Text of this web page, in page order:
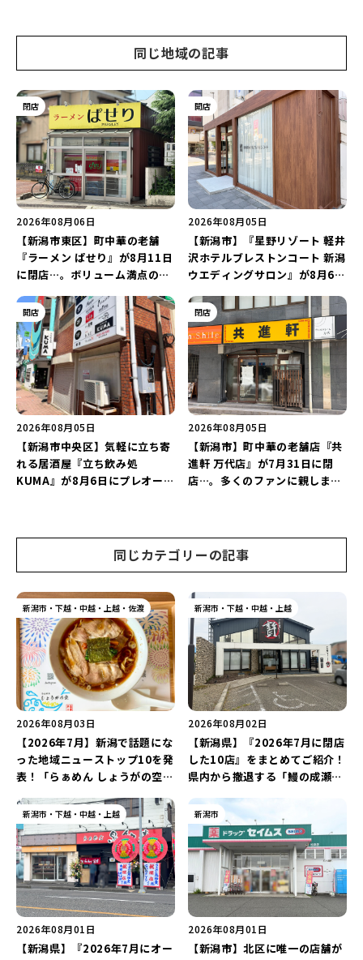
同じ地域の記事
閉店
2026年08月06日
【新潟市東区】町中華の老舗
『ラーメン ぱせり』が8月11日
に閉店…。ボリューム満点の名
開店
2026年08月05日
【新潟市】『星野リゾート 軽井
沢ホテルブレストンコート 新潟
ウエディングサロン』が8月6日
グを万代で相談しよう♪
開店
2026年08月05日
【新潟市中央区】気軽に立ち寄
れる居酒屋『立ち飲み処
KUMA』が8月6日にプレオープ
閉店
2026年08月05日
【新潟市】町中華の老舗店『共
進軒 万代店』が7月31日に閉
店…。多くのファンに親しまれ
同じカテゴリーの記事
新潟市・下越・中越・上越・佐渡
2026年08月03日
【2026年7月】新潟で話題にな
った地域ニューストップ10を発
表！「らぁめん しょうがの空」
閉店の注目記事をランキングで
ご紹介♪
新潟市・下越・中越・上越
2026年08月02日
【新潟県】『2026年7月に閉店
した10店』をまとめてご紹介！
県内から撤退する「鰻の成瀬」
店」が営業に幕…。
新潟市・下越・中越・上越
2026年08月01日
【新潟県】『2026年7月にオー
新潟市
2026年08月01日
【新潟市】北区に唯一の店舗が